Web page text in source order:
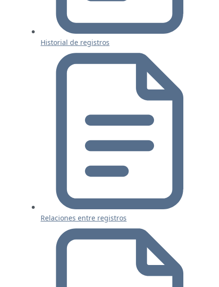
Historial de registros
Relaciones entre registros